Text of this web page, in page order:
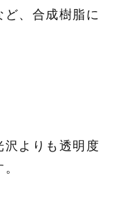
ど、合成樹脂に
沢よりも透明度